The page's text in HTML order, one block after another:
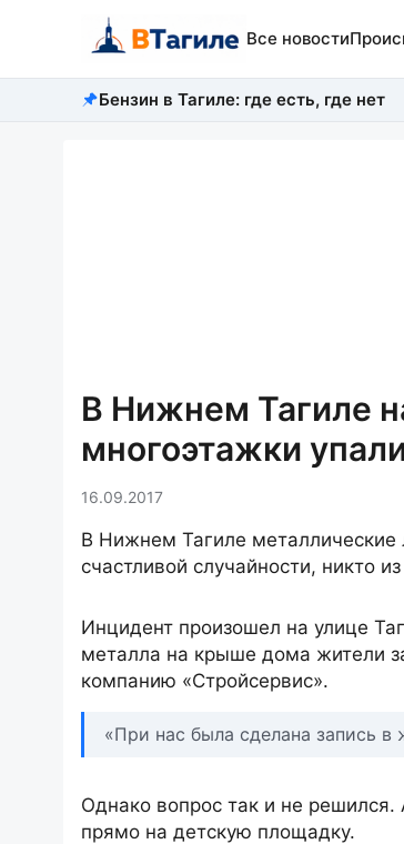
Все новости
Бензин в Тагиле: где есть, где нет
В Нижнем Тагиле
многоэтажки
16.09.2017
В Нижнем Тагиле
счастливой случайности, никто
Инцидент произошел на улице
металла на крыше дома жители
компанию «Стройсервис».
«При нас была сделана запись
Однако вопрос так и не решился.
прямо на детскую площадку.